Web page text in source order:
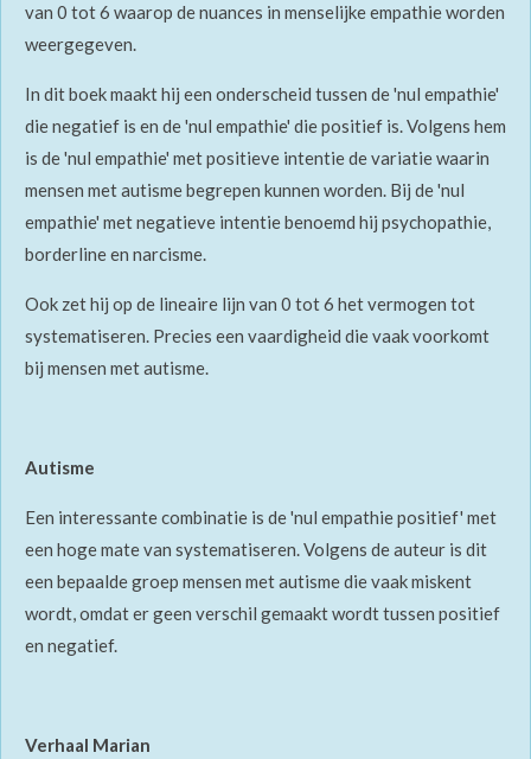
van 0 tot 6 waarop de nuances in menselijke empathie worden
weergegeven.
In dit boek maakt hij een onderscheid tussen de 'nul empathie'
die negatief is en de 'nul empathie' die positief is. Volgens hem
is de 'nul empathie' met positieve intentie de variatie waarin
mensen met autisme begrepen kunnen worden. Bij de 'nul
empathie' met negatieve intentie benoemd hij psychopathie,
borderline en narcisme.
Ook zet hij op de lineaire lijn van 0 tot 6 het vermogen tot
systematiseren. Precies een vaardigheid die vaak voorkomt
bij mensen met autisme.
Autisme
Een interessante combinatie is de 'nul empathie positief' met
een hoge mate van systematiseren. Volgens de auteur is dit
een bepaalde groep mensen met autisme die vaak miskent
wordt, omdat er geen verschil gemaakt wordt tussen positief
en negatief.
Verhaal Marian